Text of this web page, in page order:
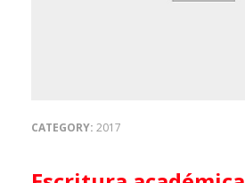
CATEGORY: 2017